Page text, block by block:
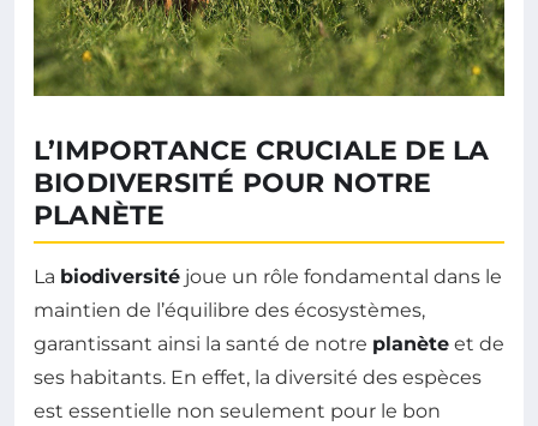
L’IMPORTANCE CRUCIALE DE LA
BIODIVERSITÉ POUR NOTRE
PLANÈTE
La biodiversité joue un rôle fondamental dans le
maintien de l’équilibre des écosystèmes,
garantissant ainsi la santé de notre planète et de
ses habitants. En effet, la diversité des espèces
est essentielle non seulement pour le bon